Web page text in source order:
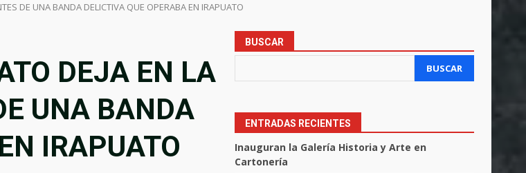
DE UNA BANDA DELICTIVA QUE OPERABA EN IRAPUATO
DEJA EN LA
UNA BANDA
IRAPUATO
BUSCAR
BUSCAR
ENTRADAS RECIENTES
Inauguran la Galería Historia y Arte en
Cartonería